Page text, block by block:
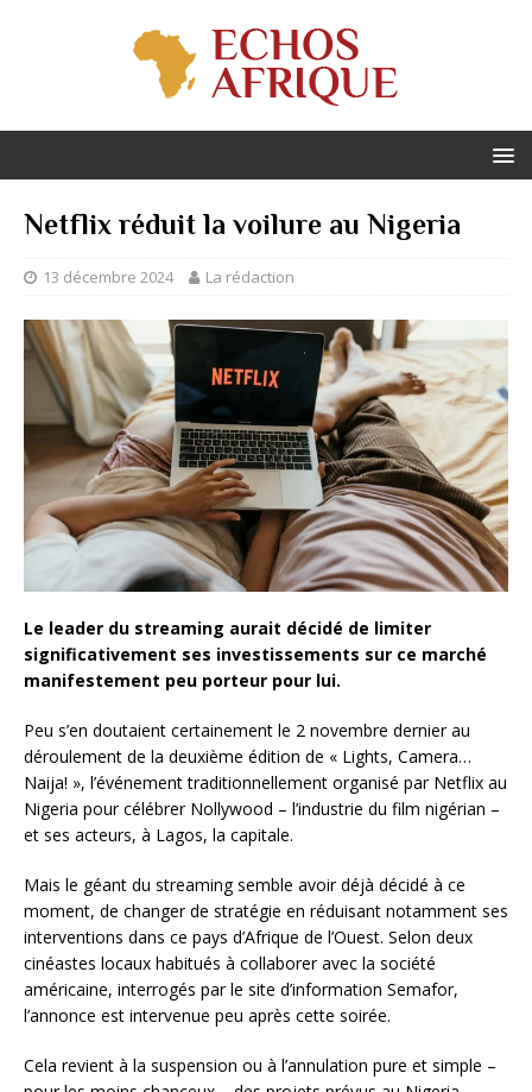
Netflix réduit la voilure au Nigeria
13 décembre 2024 La rédaction
Le leader du streaming aurait décidé de limiter
significativement ses investissements sur ce marché
manifestement peu porteur pour lui.
Peu s’en doutaient certainement le 2 novembre dernier au
déroulement de la deuxième édition de « Lights, Camera…
Naija! », l’événement traditionnellement organisé par Netflix au
Nigeria pour célébrer Nollywood – l’industrie du film nigérian –
et ses acteurs, à Lagos, la capitale.
Mais le géant du streaming semble avoir déjà décidé à ce
moment, de changer de stratégie en réduisant notamment ses
interventions dans ce pays d’Afrique de l’Ouest. Selon deux
cinéastes locaux habitués à collaborer avec la société
américaine, interrogés par le site d’information Semafor,
l’annonce est intervenue peu après cette soirée.
Cela revient à la suspension ou à l’annulation pure et simple –